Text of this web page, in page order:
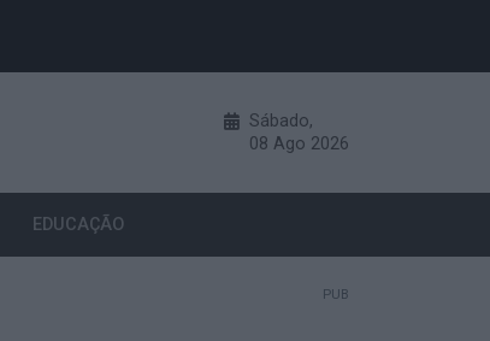
Sábado,
08 Ago 2026
EDUCAÇÃO
PUB